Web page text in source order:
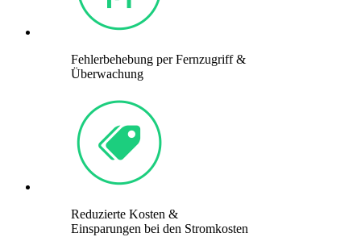
Fehlerbehebung per Fernzugriff &
Überwachung
Reduzierte Kosten &
Einsparungen bei den Stromkosten